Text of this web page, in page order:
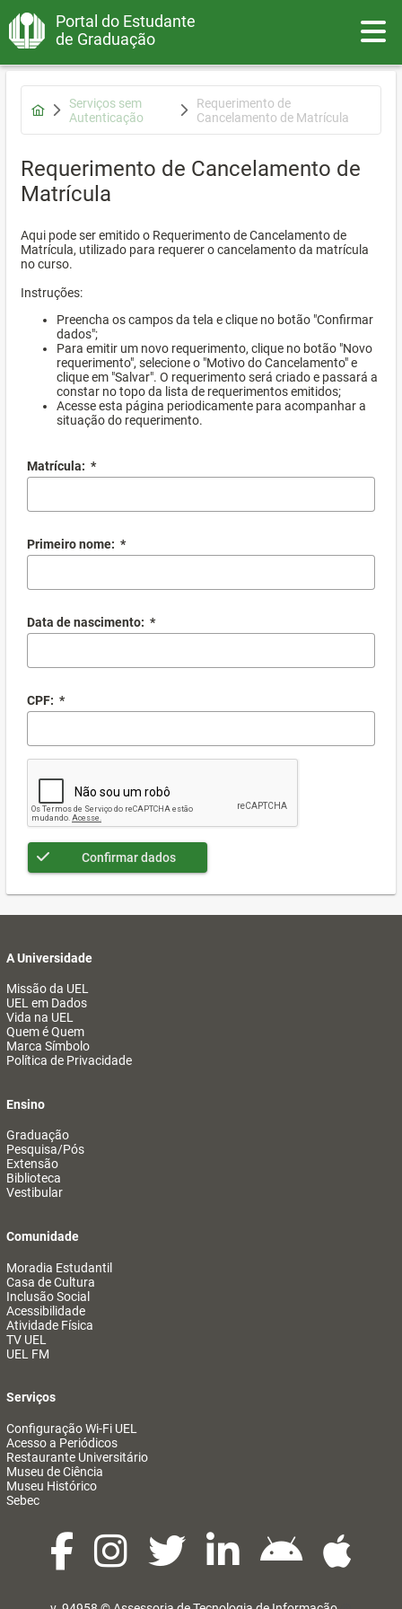
Portal do Estudante
de Graduação
Serviços sem
Autenticação
Requerimento de
Cancelamento de Matrícula
Requerimento de Cancelamento de
Matrícula
Aqui pode ser emitido o Requerimento de Cancelamento de
Matrícula, utilizado para requerer o cancelamento da matrícula
no curso.
Instruções:
Preencha os campos da tela e clique no botão "Confirmar
dados";
Para emitir um novo requerimento, clique no botão "Novo
requerimento", selecione o "Motivo do Cancelamento" e
clique em "Salvar". O requerimento será criado e passará a
constar no topo da lista de requerimentos emitidos;
Acesse esta página periodicamente para acompanhar a
situação do requerimento.
Matrícula: *
Primeiro nome: *
Data de nascimento: *
CPF: *
Confirmar dados
A Universidade
Missão da UEL
UEL em Dados
Vida na UEL
Quem é Quem
Marca Símbolo
Política de Privacidade
Ensino
Graduação
Pesquisa/Pós
Extensão
Biblioteca
Vestibular
Comunidade
Moradia Estudantil
Casa de Cultura
Inclusão Social
Acessibilidade
Atividade Física
TV UEL
UEL FM
Serviços
Configuração Wi-Fi UEL
Acesso a Periódicos
Restaurante Universitário
Museu de Ciência
Museu Histórico
Sebec